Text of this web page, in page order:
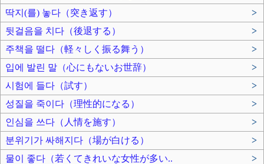
딱지(를) 놓다（突き返す）
>
뒷걸음을 치다（後退する）
>
주책을 떨다（軽々しく振る舞う）
>
입에 발린 말（心にもないお世辞）
>
시험에 들다（試す）
>
성질을 죽이다（理性的になる）
>
인심을 쓰다（人情を施す）
>
분위기가 싸해지다（場が白ける）
>
물이 좋다（若くてきれいな女性が多い..
>